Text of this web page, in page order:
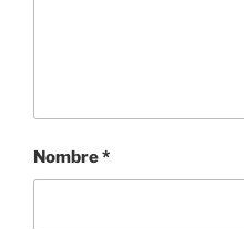
Nombre*